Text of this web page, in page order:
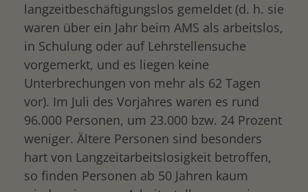
langzeitbeschäftigungslos gemeldet (d. h. sie
waren über ein Jahr beim AMS als arbeitslos,
in Schulung oder auf Lehrstellensuche
vorgemerkt, und es liegen keine
Unterbrechungen von mehr als 62 Tagen
vor). Im Juli des Vorjahres waren es rund
96.000 Personen, um 23.000 bzw. 24 Prozent
weniger. Ältere Personen sind besonders
hart von Langzeitarbeitslosigkeit betroffen,
so finden Personen ab 50 Jahren kaum